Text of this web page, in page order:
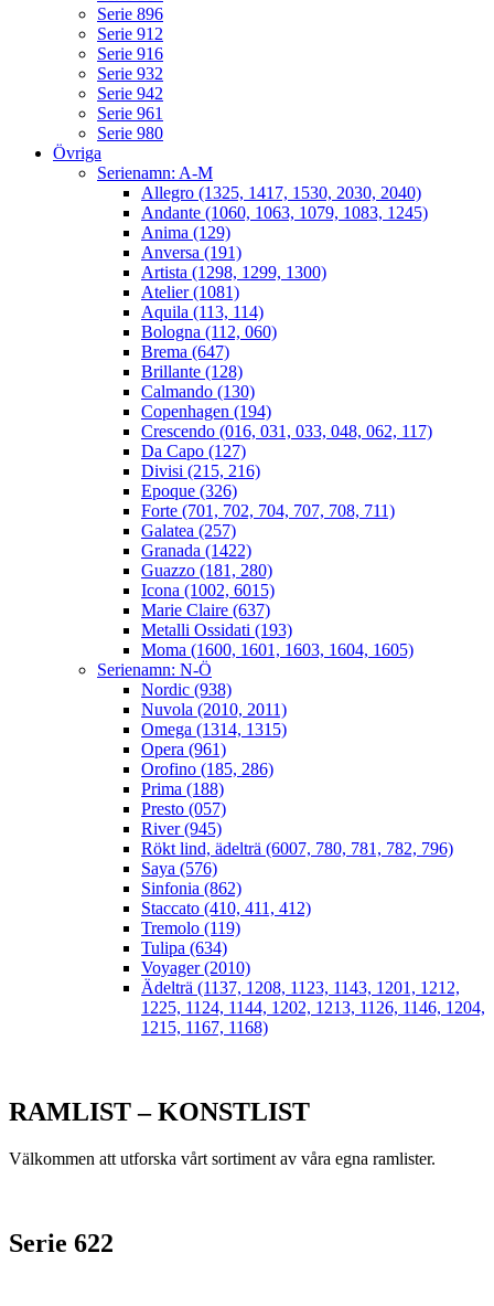
Serie 896
Serie 912
Serie 916
Serie 932
Serie 942
Serie 961
Serie 980
Övriga
Serienamn: A-M
Allegro (1325, 1417, 1530, 2030, 2040)
Andante (1060, 1063, 1079, 1083, 1245)
Anima (129)
Anversa (191)
Artista (1298, 1299, 1300)
Atelier (1081)
Aquila (113, 114)
Bologna (112, 060)
Brema (647)
Brillante (128)
Calmando (130)
Copenhagen (194)
Crescendo (016, 031, 033, 048, 062, 117)
Da Capo (127)
Divisi (215, 216)
Epoque (326)
Forte (701, 702, 704, 707, 708, 711)
Galatea (257)
Granada (1422)
Guazzo (181, 280)
Icona (1002, 6015)
Marie Claire (637)
Metalli Ossidati (193)
Moma (1600, 1601, 1603, 1604, 1605)
Serienamn: N-Ö
Nordic (938)
Nuvola (2010, 2011)
Omega (1314, 1315)
Opera (961)
Orofino (185, 286)
Prima (188)
Presto (057)
River (945)
Rökt lind, ädelträ (6007, 780, 781, 782, 796)
Saya (576)
Sinfonia (862)
Staccato (410, 411, 412)
Tremolo (119)
Tulipa (634)
Voyager (2010)
Ädelträ (1137, 1208, 1123, 1143, 1201, 1212,
1225, 1124, 1144, 1202, 1213, 1126, 1146, 1204,
1215, 1167, 1168)
RAMLIST – KONSTLIST
Välkommen att utforska vårt sortiment av våra egna ramlister.
Serie 622